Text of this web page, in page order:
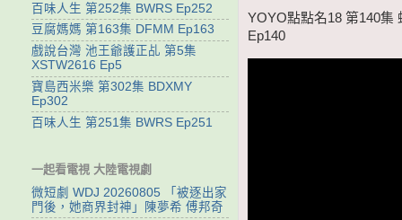
YOYO點點名18 第140集
Ep140
百味人生 第252集 BWRS Ep252
豆腐媽媽 第163集 DFMM Ep163
戲說台灣 池王爺護正乩 第5集
XSTW2616 Ep5
寶島西米樂 第302集 BDXMY
Ep302
百味人生 第251集 BWRS Ep251
一起看電視 大陸電視劇
微短劇 WDJ 20260805 「被逐出家
門後，她商界封神」陳夢希 傅邦奇